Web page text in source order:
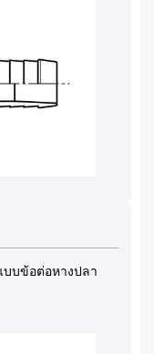
บบข้อต่อหางปลา